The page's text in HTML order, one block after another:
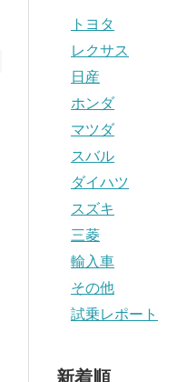
トヨタ
レクサス
日産
ホンダ
マツダ
スバル
ダイハツ
スズキ
三菱
輸入車
その他
試乗レポート
新着順